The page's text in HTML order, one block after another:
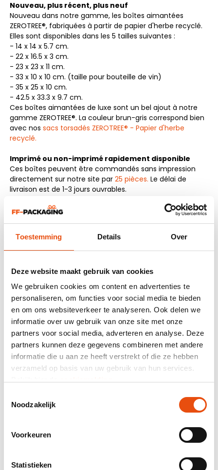
Toestemming Details Over
Deze website maakt gebruik van cookies
We gebruiken cookies om content en advertenties te
personaliseren, om functies voor social media te bieden
en om ons websiteverkeer te analyseren. Ook delen we
informatie over uw gebruik van onze site met onze
partners voor social media, adverteren en analyse. Deze
partners kunnen deze gegevens combineren met andere
informatie die u aan ze heeft verstrekt of die ze hebben
verzameld op basis van uw gebruik van hun services.
Noodzakelijk
Voorkeuren
Statistieken
Nouveau, plus récent, plus neuf
Nouveau dans notre gamme, les boîtes aimantées
ZEROTREE®, fabriquées à partir de papier d'herbe recyclé.
Elles sont disponibles dans les 5 tailles suivantes :
- 14 x 14 x 5.7 cm.
- 22 x 16.5 x 3 cm.
- 23 x 23 x 11 cm.
- 33 x 10 x 10 cm. (taille pour bouteille de vin)
- 35 x 25 x 10 cm.
- 42.5 x 33.3 x 9.7 cm.
Ces boîtes aimantées de luxe sont un bel ajout à notre
gamme ZEROTREE®. La couleur brun-gris correspond bien
avec nos sacs torsadés ZEROTREE® - Papier d'herbe
recyclé.
Imprimé ou non-imprimé rapidement disponible
Ces boîtes peuvent être commandés sans impression
directement sur notre site par 25 pièces. Le délai de
livraison est de 1-3 jours ouvrables.
ZEROTREE® en sérigraphie ou impression numérique. Pour
10 jours ouvrables ou une livraison standard en 10 -15 jours
ouvrables.
Boîtes cadeaux faites sur-mesure
Vous recherchez des dimensions différentes, d’autres
tirages, ou bien vous cherchez une impression spéciale
qui ne peut pas être réalisée avec sérigraphie ou
impression numérique ? Aucun problème !
Nous pouvons produire ces emballages cadeaux en sur-
mesure à partir de500 pièces.
Echantillon gratuit
Curieux de l'aspect et de la matière de ces coffrets
cadeaux magnétiques ? N’hésitez pas à demander
unéchantillon gratuit.